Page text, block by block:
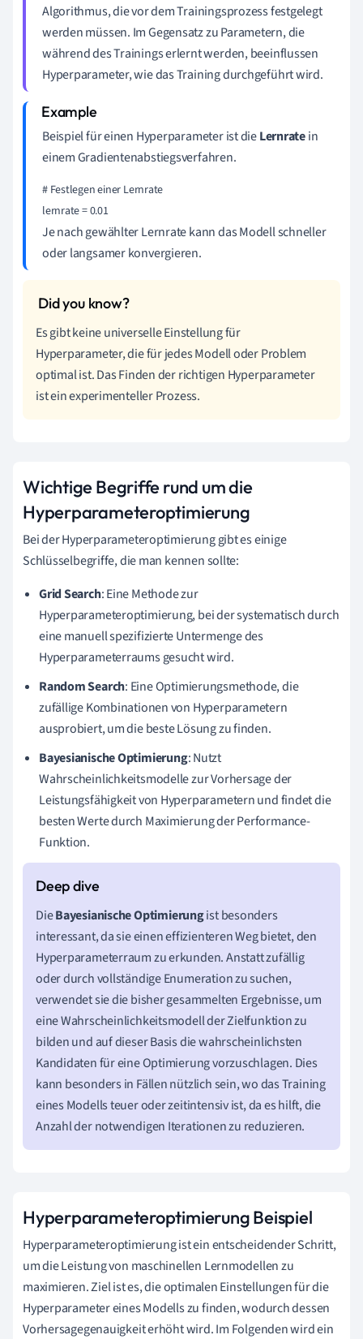
Algorithmus, die vor dem Trainingsprozess festgelegt
werden müssen. Im Gegensatz zu Parametern, die
während des Trainings erlernt werden, beeinflussen
Hyperparameter, wie das Training durchgeführt wird.
Beispiel für einen Hyperparameter ist dieLernratein
einem Gradientenabstiegsverfahren.
# Festlegen einer Lernrate
lernrate = 0.01
Je nach gewählter Lernrate kann das Modell schneller
oder langsamer konvergieren.
Es gibt keine universelle Einstellung für
Hyperparameter, die für jedes Modell oder Problem
optimal ist. Das Finden der richtigen Hyperparameter
ist ein experimenteller Prozess.
Wichtige Begriffe rund um die
Hyperparameteroptimierung
Bei der Hyperparameteroptimierung gibt es einige
Schlüsselbegriffe, die man kennen sollte:
Grid Search: Eine Methode zur
Hyperparameteroptimierung, bei der systematisch durch
eine manuell spezifizierte Untermenge des
Hyperparameterraums gesucht wird.
Random Search: Eine Optimierungsmethode, die
zufällige Kombinationen von Hyperparametern
ausprobiert, um die beste Lösung zu finden.
Bayesianische Optimierung: Nutzt
Wahrscheinlichkeitsmodelle zur Vorhersage der
Leistungsfähigkeit von Hyperparametern und findet die
besten Werte durch Maximierung der Performance-
Funktion.
DieBayesianische Optimierungist besonders
interessant, da sie einen effizienteren Weg bietet, den
Hyperparameterraum zu erkunden. Anstatt zufällig
oder durch vollständige Enumeration zu suchen,
verwendet sie die bisher gesammelten Ergebnisse, um
eine Wahrscheinlichkeitsmodell der Zielfunktion zu
bilden und auf dieser Basis die wahrscheinlichsten
Kandidaten für eine Optimierung vorzuschlagen. Dies
kann besonders in Fällen nützlich sein, wo das Training
eines Modells teuer oder zeitintensiv ist, da es hilft, die
Anzahl der notwendigen Iterationen zu reduzieren.
Hyperparameteroptimierung Beispiel
Hyperparameteroptimierung ist ein entscheidender Schritt,
um die Leistung von maschinellen Lernmodellen zu
maximieren. Ziel ist es, die optimalen Einstellungen für die
Hyperparameter eines Modells zu finden, wodurch dessen
Vorhersagegenauigkeit erhöht wird. Im Folgenden wird ein